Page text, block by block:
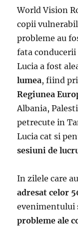
World Vision
copii
probleme au
fata
Lucia a fost
lumea, fiind
Regiunea
Albania,
petrecute in
Lucia cat si
sesiuni de
In zilele care
adresat celor
evenimentului
probleme ale